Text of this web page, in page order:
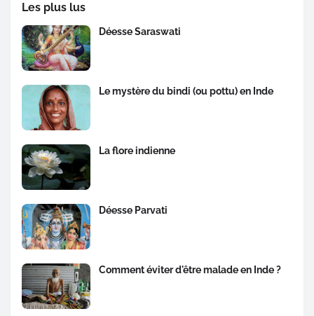
Les plus lus
Déesse Saraswati
Le mystère du bindi (ou pottu) en Inde
La flore indienne
Déesse Parvati
Comment éviter d'être malade en Inde ?